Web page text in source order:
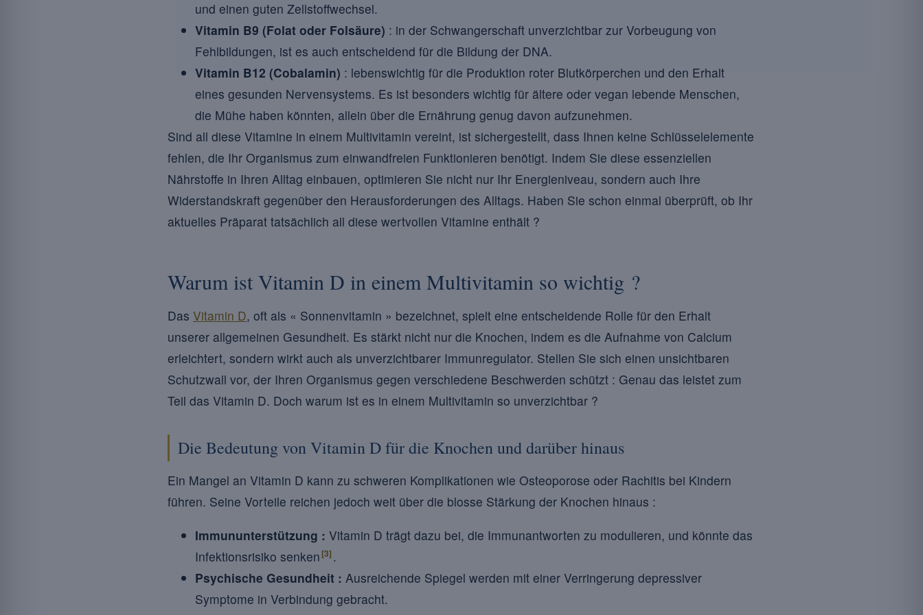
und einen guten Zellstoffwechsel.
Vitamin B9 (Folat oder Folsäure) : in der Schwangerschaft unverzichtbar zur Vorbeugung von
Fehlbildungen, ist es auch entscheidend für die Bildung der DNA.
Vitamin B12 (Cobalamin) : lebenswichtig für die Produktion roter Blutkörperchen und den Erhalt
eines gesunden Nervensystems. Es ist besonders wichtig für ältere oder vegan lebende Menschen,
die Mühe haben könnten, allein über die Ernährung genug davon aufzunehmen.
Sind all diese Vitamine in einem Multivitamin vereint, ist sichergestellt, dass Ihnen keine Schlüsselelemente
fehlen, die Ihr Organismus zum einwandfreien Funktionieren benötigt. Indem Sie diese essenziellen
Nährstoffe in Ihren Alltag einbauen, optimieren Sie nicht nur Ihr Energieniveau, sondern auch Ihre
Widerstandskraft gegenüber den Herausforderungen des Alltags. Haben Sie schon einmal überprüft, ob Ihr
aktuelles Präparat tatsächlich all diese wertvollen Vitamine enthält ?
Warum ist Vitamin D in einem Multivitamin so wichtig ?
Das Vitamin D, oft als « Sonnenvitamin » bezeichnet, spielt eine entscheidende Rolle für den Erhalt
unserer allgemeinen Gesundheit. Es stärkt nicht nur die Knochen, indem es die Aufnahme von Calcium
erleichtert, sondern wirkt auch als unverzichtbarer Immunregulator. Stellen Sie sich einen unsichtbaren
Schutzwall vor, der Ihren Organismus gegen verschiedene Beschwerden schützt : Genau das leistet zum
Teil das Vitamin D. Doch warum ist es in einem Multivitamin so unverzichtbar ?
Die Bedeutung von Vitamin D für die Knochen und darüber hinaus
Ein Mangel an Vitamin D kann zu schweren Komplikationen wie Osteoporose oder Rachitis bei Kindern
führen. Seine Vorteile reichen jedoch weit über die blosse Stärkung der Knochen hinaus :
Immununterstützung : Vitamin D trägt dazu bei, die Immunantworten zu modulieren, und könnte das
Infektionsrisiko senken [3] .
Psychische Gesundheit : Ausreichende Spiegel werden mit einer Verringerung depressiver
Symptome in Verbindung gebracht.